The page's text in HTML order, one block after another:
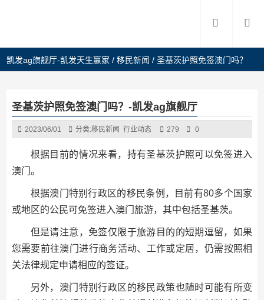
凯发ag旗舰厅-凯发天生赢家 /移民新闻 /圣基茨护照免签澳门吗？
圣基茨护照免签澳门吗？-凯发ag旗舰厅
2023/06/01 分类:移民新闻 行业动态 279 0
根据目前的情况来看，持有圣基茨护照可以免签进入
澳门。
根据澳门特别行政区的移民条例，目前有80多个国家
或地区的公民可免签进入澳门旅游，其中包括圣基茨。
但是请注意，免签仅限于旅游目的的短期逗留，如果
您需要前往澳门进行商务活动、工作或定居，仍需按照相
关法律规定申请相应的签证。
另外，澳门特别行政区的移民政策也随时可能有所变